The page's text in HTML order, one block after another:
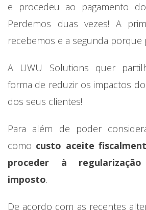
e procedeu ao pagamento
Perdemos duas vezes! A
recebemos e a segunda porque
A UWU Solutions quer
forma de reduzir os impactos
dos seus clientes!
Para além de poder
como custo aceite
proceder à
imposto.
De acordo com as recentes